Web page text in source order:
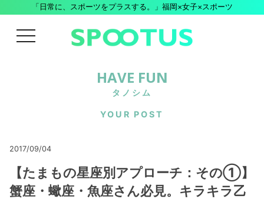
「日常に、スポーツをプラスする。」福岡×女子×スポーツ
menu
HAVE FUN
タノシム
YOUR POST
2017/09/04
【たまもの星座別アプローチ：その①】
蟹座・蠍座・魚座さん必見。キラキラ乙